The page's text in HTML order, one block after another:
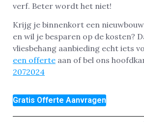
verf. Beter wordt het niet!
Krijg je binnenkort een
en wil je besparen op de kosten?
vliesbehang aanbieding echt iets
een offerte aan of bel ons
2072024
Gratis Offerte Aanvragen